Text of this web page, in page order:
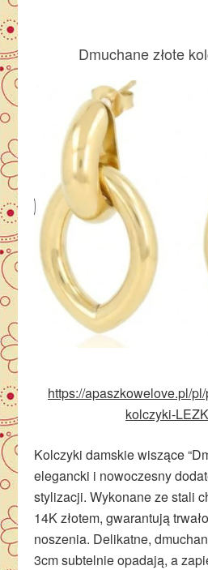
Dmuchane złote
https://apaszkowelove.pl/
kolczyki-
Kolczyki damskie wiszące
elegancki i nowoczesny
stylizacji. Wykonane ze stali
14K złotem, gwarantują
noszenia. Delikatne,
3cm subtelnie opadają, a